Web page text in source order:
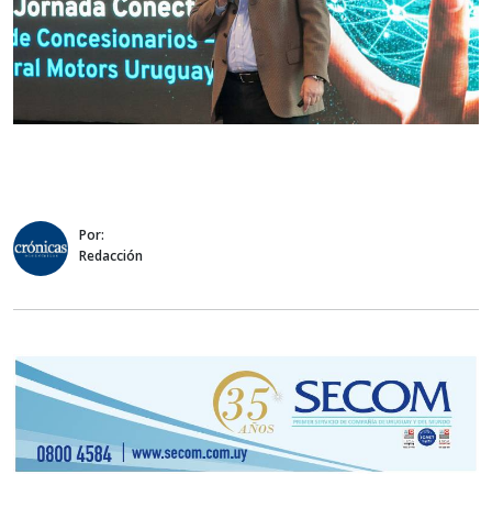
Por:
Redacción